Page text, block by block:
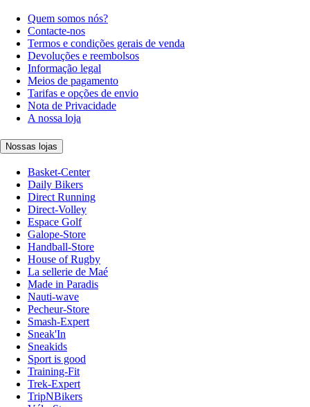
Quem somos nós?
Contacte-nos
Termos e condições gerais de venda
Devoluções e reembolsos
Informação legal
Meios de pagamento
Tarifas e opções de envio
Nota de Privacidade
A nossa loja
Nossas lojas
Basket-Center
Daily Bikers
Direct Running
Direct-Volley
Espace Golf
Galope-Store
Handball-Store
House of Rugby
La sellerie de Maé
Made in Paradis
Nauti-wave
Pecheur-Store
Smash-Expert
Sneak'In
Sneakids
Sport is good
Training-Fit
Trek-Expert
TripNBikers